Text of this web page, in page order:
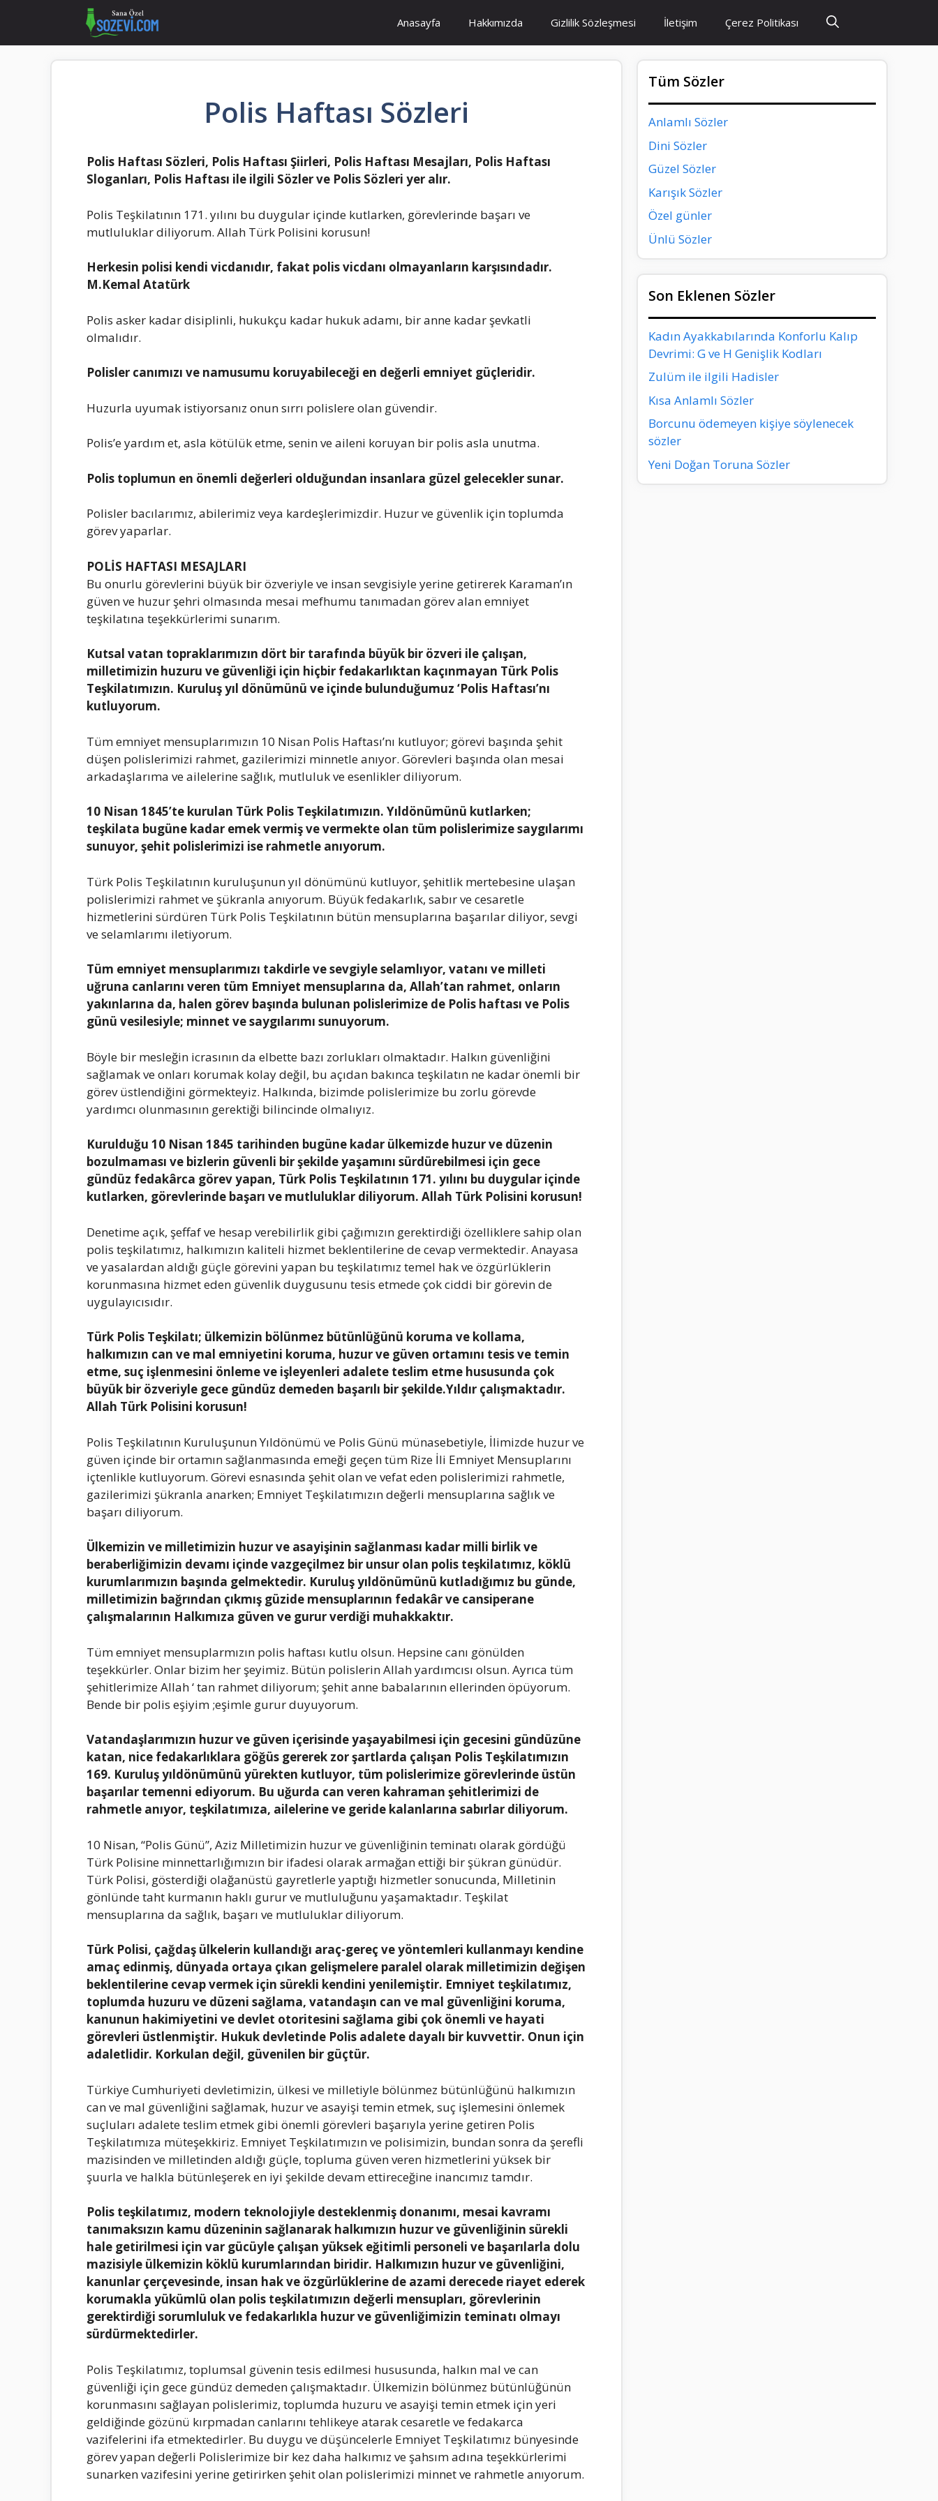
Anasayfa Hakkımızda Gizlilik Sözleşmesi İletişim Çerez Politikası
Polis Haftası Sözleri
Polis Haftası Sözleri, Polis Haftası Şiirleri, Polis Haftası Mesajları, Polis Haftası
Sloganları, Polis Haftası ile ilgili Sözler ve Polis Sözleri yer alır.
Polis Teşkilatının 171. yılını bu duygular içinde kutlarken, görevlerinde başarı ve
mutluluklar diliyorum. Allah Türk Polisini korusun!
Herkesin polisi kendi vicdanıdır, fakat polis vicdanı olmayanların karşısındadır.
M.Kemal Atatürk
Polis asker kadar disiplinli, hukukçu kadar hukuk adamı, bir anne kadar şevkatli
olmalıdır.
Polisler canımızı ve namusumu koruyabileceği en değerli emniyet güçleridir.
Huzurla uyumak istiyorsanız onun sırrı polislere olan güvendir.
Polis’e yardım et, asla kötülük etme, senin ve aileni koruyan bir polis asla unutma.
Polis toplumun en önemli değerleri olduğundan insanlara güzel gelecekler sunar.
Polisler bacılarımız, abilerimiz veya kardeşlerimizdir. Huzur ve güvenlik için toplumda
görev yaparlar.
POLİS HAFTASI MESAJLARI
Bu onurlu görevlerini büyük bir özveriyle ve insan sevgisiyle yerine getirerek Karaman’ın
güven ve huzur şehri olmasında mesai mefhumu tanımadan görev alan emniyet
teşkilatına teşekkürlerimi sunarım.
Kutsal vatan topraklarımızın dört bir tarafında büyük bir özveri ile çalışan,
milletimizin huzuru ve güvenliği için hiçbir fedakarlıktan kaçınmayan Türk Polis
Teşkilatımızın. Kuruluş yıl dönümünü ve içinde bulunduğumuz ‘Polis Haftası’nı
kutluyorum.
Tüm emniyet mensuplarımızın 10 Nisan Polis Haftası’nı kutluyor; görevi başında şehit
düşen polislerimizi rahmet, gazilerimizi minnetle anıyor. Görevleri başında olan mesai
arkadaşlarıma ve ailelerine sağlık, mutluluk ve esenlikler diliyorum.
10 Nisan 1845’te kurulan Türk Polis Teşkilatımızın. Yıldönümünü kutlarken;
teşkilata bugüne kadar emek vermiş ve vermekte olan tüm polislerimize saygılarımı
sunuyor, şehit polislerimizi ise rahmetle anıyorum.
Türk Polis Teşkilatının kuruluşunun yıl dönümünü kutluyor, şehitlik mertebesine ulaşan
polislerimizi rahmet ve şükranla anıyorum. Büyük fedakarlık, sabır ve cesaretle
hizmetlerini sürdüren Türk Polis Teşkilatının bütün mensuplarına başarılar diliyor, sevgi
ve selamlarımı iletiyorum.
Tüm emniyet mensuplarımızı takdirle ve sevgiyle selamlıyor, vatanı ve milleti
uğruna canlarını veren tüm Emniyet mensuplarına da, Allah’tan rahmet, onların
yakınlarına da, halen görev başında bulunan polislerimize de Polis haftası ve Polis
günü vesilesiyle; minnet ve saygılarımı sunuyorum.
Böyle bir mesleğin icrasının da elbette bazı zorlukları olmaktadır. Halkın güvenliğini
sağlamak ve onları korumak kolay değil, bu açıdan bakınca teşkilatın ne kadar önemli bir
görev üstlendiğini görmekteyiz. Halkında, bizimde polislerimize bu zorlu görevde
yardımcı olunmasının gerektiği bilincinde olmalıyız.
Kurulduğu 10 Nisan 1845 tarihinden bugüne kadar ülkemizde huzur ve düzenin
bozulmaması ve bizlerin güvenli bir şekilde yaşamını sürdürebilmesi için gece
gündüz fedakârca görev yapan, Türk Polis Teşkilatının 171. yılını bu duygular içinde
kutlarken, görevlerinde başarı ve mutluluklar diliyorum. Allah Türk Polisini korusun!
Denetime açık, şeffaf ve hesap verebilirlik gibi çağımızın gerektirdiği özelliklere sahip olan
polis teşkilatımız, halkımızın kaliteli hizmet beklentilerine de cevap vermektedir. Anayasa
ve yasalardan aldığı güçle görevini yapan bu teşkilatımız temel hak ve özgürlüklerin
korunmasına hizmet eden güvenlik duygusunu tesis etmede çok ciddi bir görevin de
uygulayıcısıdır.
Türk Polis Teşkilatı; ülkemizin bölünmez bütünlüğünü koruma ve kollama,
halkımızın can ve mal emniyetini koruma, huzur ve güven ortamını tesis ve temin
etme, suç işlenmesini önleme ve işleyenleri adalete teslim etme hususunda çok
büyük bir özveriyle gece gündüz demeden başarılı bir şekilde.Yıldır çalışmaktadır.
Allah Türk Polisini korusun!
Polis Teşkilatının Kuruluşunun Yıldönümü ve Polis Günü münasebetiyle, İlimizde huzur ve
güven içinde bir ortamın sağlanmasında emeği geçen tüm Rize İli Emniyet Mensuplarını
içtenlikle kutluyorum. Görevi esnasında şehit olan ve vefat eden polislerimizi rahmetle,
gazilerimizi şükranla anarken; Emniyet Teşkilatımızın değerli mensuplarına sağlık ve
başarı diliyorum.
Ülkemizin ve milletimizin huzur ve asayişinin sağlanması kadar milli birlik ve
beraberliğimizin devamı içinde vazgeçilmez bir unsur olan polis teşkilatımız, köklü
kurumlarımızın başında gelmektedir. Kuruluş yıldönümünü kutladığımız bu günde,
milletimizin bağrından çıkmış güzide mensuplarının fedakâr ve cansiperane
çalışmalarının Halkımıza güven ve gurur verdiği muhakkaktır.
Tüm emniyet mensuplarmızın polis haftası kutlu olsun. Hepsine canı gönülden
teşekkürler. Onlar bizim her şeyimiz. Bütün polislerin Allah yardımcısı olsun. Ayrıca tüm
şehitlerimize Allah ‘ tan rahmet diliyorum; şehit anne babalarının ellerinden öpüyorum.
Bende bir polis eşiyim ;eşimle gurur duyuyorum.
Vatandaşlarımızın huzur ve güven içerisinde yaşayabilmesi için gecesini gündüzüne
katan, nice fedakarlıklara göğüs gererek zor şartlarda çalışan Polis Teşkilatımızın
169. Kuruluş yıldönümünü yürekten kutluyor, tüm polislerimize görevlerinde üstün
başarılar temenni ediyorum. Bu uğurda can veren kahraman şehitlerimizi de
rahmetle anıyor, teşkilatımıza, ailelerine ve geride kalanlarına sabırlar diliyorum.
10 Nisan, “Polis Günü”, Aziz Milletimizin huzur ve güvenliğinin teminatı olarak gördüğü
Türk Polisine minnettarlığımızın bir ifadesi olarak armağan ettiği bir şükran günüdür.
Türk Polisi, gösterdiği olağanüstü gayretlerle yaptığı hizmetler sonucunda, Milletinin
gönlünde taht kurmanın haklı gurur ve mutluluğunu yaşamaktadır. Teşkilat
mensuplarına da sağlık, başarı ve mutluluklar diliyorum.
Türk Polisi, çağdaş ülkelerin kullandığı araç-gereç ve yöntemleri kullanmayı kendine
amaç edinmiş, dünyada ortaya çıkan gelişmelere paralel olarak milletimizin değişen
beklentilerine cevap vermek için sürekli kendini yenilemiştir. Emniyet teşkilatımız,
toplumda huzuru ve düzeni sağlama, vatandaşın can ve mal güvenliğini koruma,
kanunun hakimiyetini ve devlet otoritesini sağlama gibi çok önemli ve hayati
görevleri üstlenmiştir. Hukuk devletinde Polis adalete dayalı bir kuvvettir. Onun için
adaletlidir. Korkulan değil, güvenilen bir güçtür.
Türkiye Cumhuriyeti devletimizin, ülkesi ve milletiyle bölünmez bütünlüğünü halkımızın
can ve mal güvenliğini sağlamak, huzur ve asayişi temin etmek, suç işlemesini önlemek
suçluları adalete teslim etmek gibi önemli görevleri başarıyla yerine getiren Polis
Teşkilatımıza müteşekkiriz. Emniyet Teşkilatımızın ve polisimizin, bundan sonra da şerefli
mazisinden ve milletinden aldığı güçle, topluma güven veren hizmetlerini yüksek bir
şuurla ve halkla bütünleşerek en iyi şekilde devam ettireceğine inancımız tamdır.
Polis teşkilatımız, modern teknolojiyle desteklenmiş donanımı, mesai kavramı
tanımaksızın kamu düzeninin sağlanarak halkımızın huzur ve güvenliğinin sürekli
hale getirilmesi için var gücüyle çalışan yüksek eğitimli personeli ve başarılarla dolu
mazisiyle ülkemizin köklü kurumlarından biridir. Halkımızın huzur ve güvenliğini,
kanunlar çerçevesinde, insan hak ve özgürlüklerine de azami derecede riayet ederek
korumakla yükümlü olan polis teşkilatımızın değerli mensupları, görevlerinin
gerektirdiği sorumluluk ve fedakarlıkla huzur ve güvenliğimizin teminatı olmayı
sürdürmektedirler.
Polis Teşkilatımız, toplumsal güvenin tesis edilmesi hususunda, halkın mal ve can
güvenliği için gece gündüz demeden çalışmaktadır. Ülkemizin bölünmez bütünlüğünün
korunmasını sağlayan polislerimiz, toplumda huzuru ve asayişi temin etmek için yeri
geldiğinde gözünü kırpmadan canlarını tehlikeye atarak cesaretle ve fedakarca
vazifelerini ifa etmektedirler. Bu duygu ve düşüncelerle Emniyet Teşkilatımız bünyesinde
görev yapan değerli Polislerimize bir kez daha halkımız ve şahsım adına teşekkürlerimi
sunarken vazifesini yerine getirirken şehit olan polislerimizi minnet ve rahmetle anıyorum.
Tüm Sözler
Anlamlı Sözler
Dini Sözler
Güzel Sözler
Karışık Sözler
Özel günler
Ünlü Sözler
Son Eklenen Sözler
Kadın Ayakkabılarında Konforlu Kalıp
Devrimi: G ve H Genişlik Kodları
Zulüm ile ilgili Hadisler
Kısa Anlamlı Sözler
Borcunu ödemeyen kişiye söylenecek
sözler
Yeni Doğan Toruna Sözler